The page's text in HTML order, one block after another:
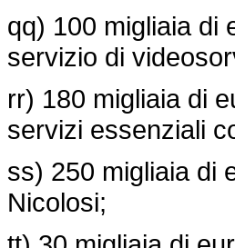
qq) 100 migliaia di
servizio di
rr) 180 migliaia di
servizi essenziali
ss) 250 migliaia di
Nicolosi;